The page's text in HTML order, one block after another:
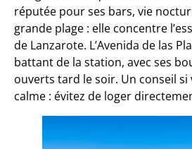
réputée pour ses bars, vie
grande plage : elle concentre
de Lanzarote. L’Avenida de las
battant de la station, avec ses
ouverts tard le soir. Un conseil si
calme : évitez de loger